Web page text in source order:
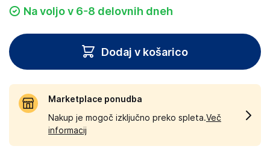
Na voljo v 6-8 delovnih dneh
Dodaj v košarico
Marketplace ponudba
Nakup je mogoč izključno preko spleta.Več
informacij